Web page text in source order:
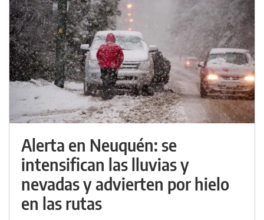
Alerta en Neuquén: se
intensifican las lluvias y
nevadas y advierten por hielo
en las rutas